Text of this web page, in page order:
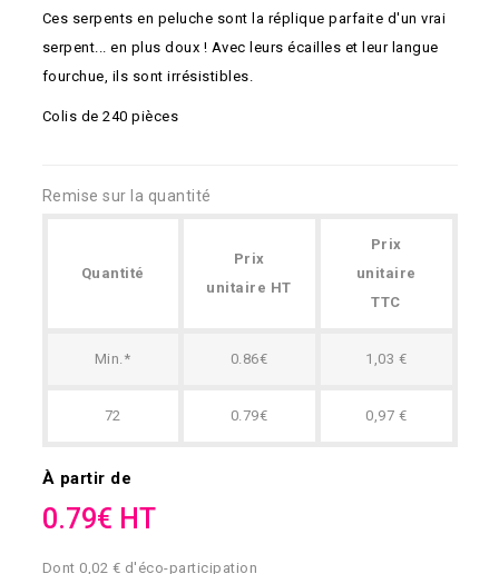
Ces serpents en peluche sont la réplique parfaite d'un vrai
serpent... en plus doux ! Avec leurs écailles et leur langue
fourchue, ils sont irrésistibles.
Colis de 240 pièces
Remise sur la quantité
Quantité
Prix
unitaire HT
Prix
unitaire
TTC
Min.* 0.86€ 1,03 €
72 0.79€ 0,97 €
À partir de
0.79€ HT
Dont 0,02 € d'éco-participation